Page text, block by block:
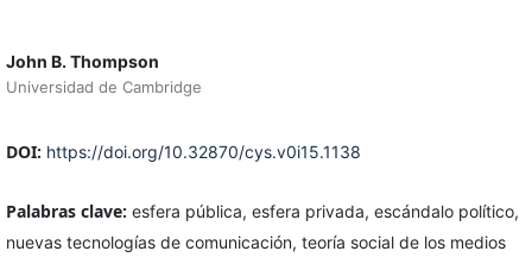
John B. Thompson
Universidad de Cambridge
DOI: https://doi.org/10.32870/cys.v0i15.1138
Palabras clave: esfera pública, esfera privada, escándalo político,
nuevas tecnologías de comunicación, teoría social de los medios